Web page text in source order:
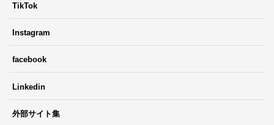
TikTok
Instagram
facebook
Linkedin
外部サイト集